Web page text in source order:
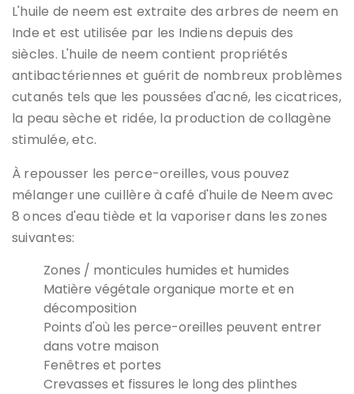
L'huile de neem est extraite des arbres de neem en
Inde et est utilisée par les Indiens depuis des
siècles. L'huile de neem contient propriétés
antibactériennes et guérit de nombreux problèmes
cutanés tels que les poussées d'acné, les cicatrices,
la peau sèche et ridée, la production de collagène
stimulée, etc.
À repousser les perce-oreilles, vous pouvez
mélanger une cuillère à café d'huile de Neem avec
8 onces d'eau tiède et la vaporiser dans les zones
suivantes:
Zones / monticules humides et humides
Matière végétale organique morte et en
décomposition
Points d'où les perce-oreilles peuvent entrer
dans votre maison
Fenêtres et portes
Crevasses et fissures le long des plinthes